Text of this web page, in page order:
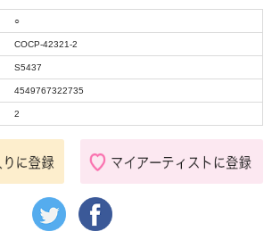
○
COCP-42321-2
S5437
4549767322735
2